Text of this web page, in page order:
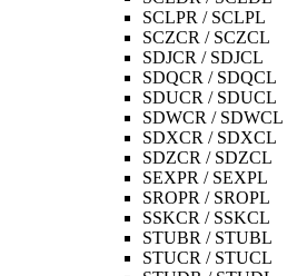
SCLPR / SCLPL
SCZCR / SCZCL
SDJCR / SDJCL
SDQCR / SDQCL
SDUCR / SDUCL
SDWCR / SDWCL
SDXCR / SDXCL
SDZCR / SDZCL
SEXPR / SEXPL
SROPR / SROPL
SSKCR / SSKCL
STUBR / STUBL
STUCR / STUCL